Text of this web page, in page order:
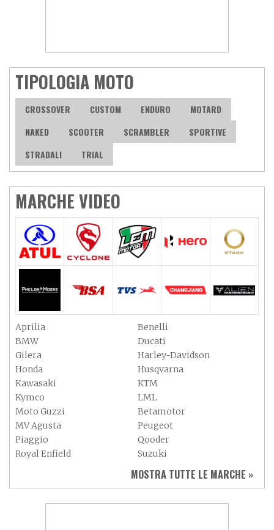
TIPOLOGIA MOTO
CROSSOVER CUSTOM ENDURO
MOTARD
NAKED
SCOOTER SCRAMBLER
SPORTIVE
STRADALI
TRIAL
MARCHE VIDEO
Aprilia
Benelli
BMW
Ducati
Gilera
Harley-Davidson
Honda
Husqvarna
Kawasaki
KTM
Kymco
LML
Moto Guzzi
Betamotor
MV Agusta
Peugeot
Piaggio
Qooder
Royal Enfield
Suzuki
Yamaha
MOSTRA TUTTE LE MARCHE »